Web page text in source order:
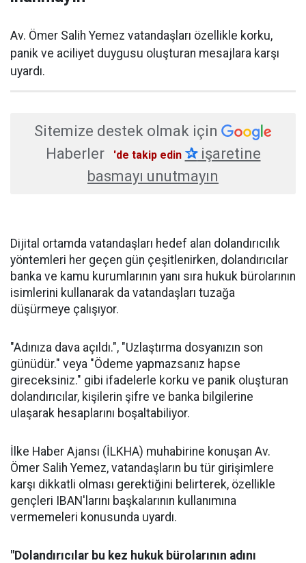
Av. Ömer Salih Yemez vatandaşları özellikle korku,
panik ve aciliyet duygusu oluşturan mesajlara karşı
uyardı.
Sitemize destek olmak için
Haberler
'de takip edin ✰işaretine
basmayı unutmayın
Dijital ortamda vatandaşları hedef alan dolandırıcılık
yöntemleri her geçen gün çeşitlenirken, dolandırıcılar
banka ve kamu kurumlarının yanı sıra hukuk bürolarının
isimlerini kullanarak da vatandaşları tuzağa
düşürmeye çalışıyor.
"Adınıza dava açıldı.", "Uzlaştırma dosyanızın son
günüdür." veya "Ödeme yapmazsanız hapse
gireceksiniz." gibi ifadelerle korku ve panik oluşturan
dolandırıcılar, kişilerin şifre ve banka bilgilerine
ulaşarak hesaplarını boşaltabiliyor.
İlke Haber Ajansı (İLKHA) muhabirine konuşan Av.
Ömer Salih Yemez, vatandaşların bu tür girişimlere
karşı dikkatli olması gerektiğini belirterek, özellikle
gençleri IBAN'larını başkalarının kullanımına
vermemeleri konusunda uyardı.
"Dolandırıcılar bu kez hukuk bürolarının adını